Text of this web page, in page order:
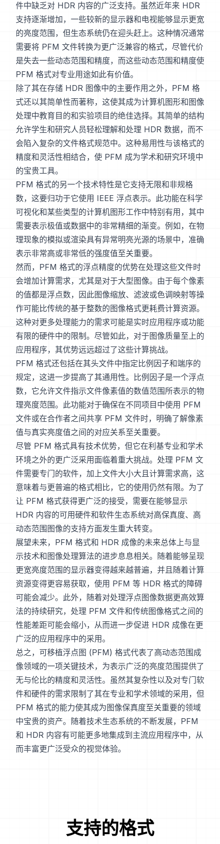
件中缺乏对 HDR 内容的广泛支持。虽然近年来 HDR
支持逐渐增加，一些较新的显示器和电视能够显示更宽
的亮度范围，但生态系统仍在迎头赶上。这种情况通常
需要将 PFM 文件转换为更广泛兼容的格式，尽管代价
是失去一些动态范围和精度，而这些动态范围和精度使
PFM 格式对专业用途如此有价值。
除了其在存储 HDR 图像中的主要作用之外，PFM 格
式还以其简单性而著称，这使其成为计算机图形和图像
处理中教育目的和实验项目的绝佳选择。其简单的结构
允许学生和研究人员轻松理解和处理 HDR 数据，而不
会陷入复杂的文件格式规范中。这种易用性与该格式的
精度和灵活性相结合，使 PFM 成为学术和研究环境中
的宝贵工具。
PFM 格式的另一个技术特性是它支持无限和非规格
数，这要归功于它使用 IEEE 浮点表示。此功能在科学
可视化和某些类型的计算机图形工作中特别有用，其中
需要表示极值或数据中的非常精细的渐变。例如，在物
理现象的模拟或渲染具有异常明亮光源的场景中，准确
表示非常高或非常低的强度值至关重要。
然而，PFM 格式的浮点精度的优势在处理这些文件时
会增加计算需求，尤其是对于大型图像。由于每个像素
的值都是浮点数，因此图像缩放、滤波或色调映射等操
作可能比传统的基于整数的图像格式更耗费计算资源。
这种对更多处理能力的需求可能是实时应用程序或功能
有限的硬件中的限制。尽管如此，对于图像质量至上的
应用程序，其优势远远超过了这些计算挑战。
PFM 格式还包括在其头文件中指定比例因子和端序的
规定，这进一步提高了其通用性。比例因子是一个浮点
数，它允许文件指示文件像素值的数值范围所表示的物
理亮度范围。此功能对于确保在不同项目中使用 PFM
文件或在合作者之间共享 PFM 文件时，明确了解像素
值与真实亮度值之间的对应关系至关重要。
尽管 PFM 格式具有技术优势，但它在利基专业和学术
环境之外的更广泛采用面临着重大挑战。处理 PFM 文
件需要专门的软件，加上文件大小大且计算需求高，这
意味着与更普遍的格式相比，它的使用仍然有限。为了
让 PFM 格式获得更广泛的接受，需要在能够显示
HDR 内容的可用硬件和软件生态系统对高保真度、高
动态范围图像的支持方面发生重大转变。
展望未来，PFM 格式和 HDR 成像的未来总体上与显
示技术和图像处理算法的进步息息相关。随着能够呈现
更宽亮度范围的显示器变得越来越普遍，并且随着计算
资源变得更容易获取，使用 PFM 等 HDR 格式的障碍
可能会减少。此外，随着对处理浮点图像数据更高效算
法的持续研究，处理 PFM 文件和传统图像格式之间的
性能差距可能会缩小，从而进一步促进 HDR 成像在更
广泛的应用程序中的采用。
总之，可移植浮点图 (PFM) 格式代表了高动态范围成
像领域的一项关键技术，为表示广泛的亮度范围提供了
无与伦比的精度和灵活性。虽然其复杂性以及对专门软
件和硬件的需求限制了其在专业和学术领域的采用，但
PFM 格式的能力使其成为图像保真度至关重要的领域
中宝贵的资产。随着技术生态系统的不断发展，PFM
和 HDR 内容有可能更多地集成到主流应用程序中，从
而丰富更广泛受众的视觉体验。
支持的格式